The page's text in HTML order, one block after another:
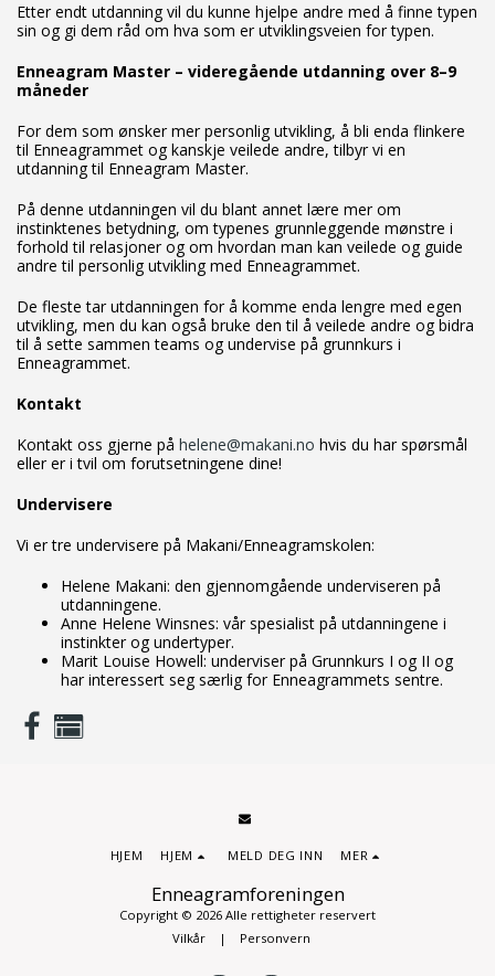
Etter endt utdanning vil du kunne hjelpe andre med å finne typen
sin og gi dem råd om hva som er utviklingsveien for typen.
Enneagram Master – videregående utdanning over 8–9
måneder
For dem som ønsker mer personlig utvikling, å bli enda flinkere
til Enneagrammet og kanskje veilede andre, tilbyr vi en
utdanning til Enneagram Master.
På denne utdanningen vil du blant annet lære mer om
instinktenes betydning, om typenes grunnleggende mønstre i
forhold til relasjoner og om hvordan man kan veilede og guide
andre til personlig utvikling med Enneagrammet.
De fleste tar utdanningen for å komme enda lengre med egen
utvikling, men du kan også bruke den til å veilede andre og bidra
til å sette sammen teams og undervise på grunnkurs i
Enneagrammet.
Kontakt
Kontakt oss gjerne på helene@makani.no hvis du har spørsmål
eller er i tvil om forutsetningene dine!
Undervisere
Vi er tre undervisere på Makani/Enneagramskolen:
Helene Makani: den gjennomgående underviseren på
utdanningene.
Anne Helene Winsnes: vår spesialist på utdanningene i
instinkter og undertyper.
Marit Louise Howell: underviser på Grunnkurs I og II og
har interessert seg særlig for Enneagrammets sentre.
Enneagramforeningen
Copyright © 2026 Alle rettigheter reservert
Vilkår| Personvern
HJEM HJEM MELD DEG INN MER